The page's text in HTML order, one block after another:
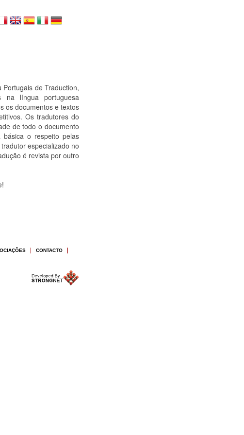
de Traduction,
na língua portuguesa
os documentos e textos
Os tradutores do
de todo o documento
o respeito pelas
especializado no
é revista por outro
CONTACTO